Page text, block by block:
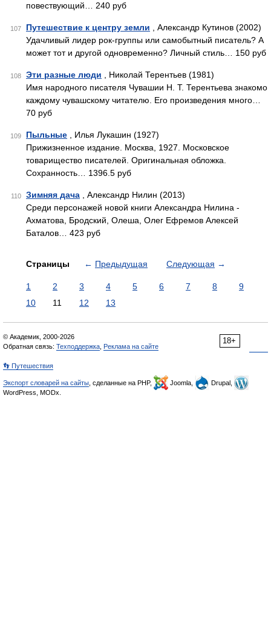
повествующий… 240 руб
107 Путешествие к центру земли , Александр Кутинов (2002)
Удачливый лидер рок-группы или самобытный писатель? А
может тот и другой одновременно? Личный стиль… 150 руб
108 Эти разные люди , Николай Терентьев (1981)
Имя народного писателя Чувашии Н. Т. Терентьева знакомо
каждому чувашскому читателю. Его произведения много…
70 руб
109 Пыльные , Илья Лукашин (1927)
Прижизненное издание. Москва, 1927. Московское
товарищество писателей. Оригинальная обложка.
Сохранность… 1396.5 руб
110 Зимняя дача , Александр Нилин (2013)
Среди персонажей новой книги Александра Нилина -
Ахматова, Бродский, Олеша, Олег Ефремов Алексей
Баталов… 423 руб
Страницы ← Предыдущая Следующая →
1 2 3 4 5 6 7 8
9
10
11 12 13
18+
© Академик, 2000-2026
Обратная связь: Техподдержка Реклама на сайте
👣 Путешествия
Экспорт словарей на сайты , сделанные на PHP, Joomla,
Drupal,
WordPress, MODx.